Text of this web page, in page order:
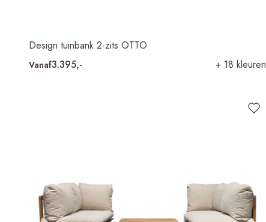
Design tuinbank 2-zits OTTO
Vanaf3.395,- + 18 kleuren